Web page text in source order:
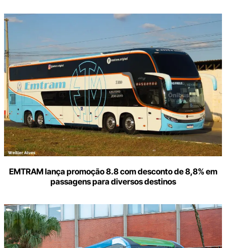
EMTRAM lança promoção 8.8 com desconto de 8,8% em
passagens para diversos destinos
Digite
aqui
o
seu
e-
mail